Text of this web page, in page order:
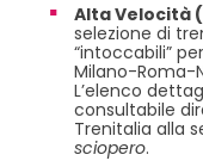
Alta Velocità
selezione di
“intoccabili”
Milano-Roma-
L’elenco
consultabile
Trenitalia alla
sciopero.